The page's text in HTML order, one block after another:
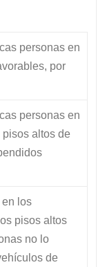
personas en
por
personas en
altos de
los
pisos altos
no lo
de